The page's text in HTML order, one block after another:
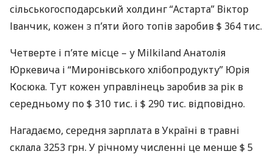
сільськогосподарський холдинг “Астарта” Віктор
Іванчик, кожен з п’яти його топів заробив $ 364 тис.
Четверте і п’яте місце – у Milkiland Анатолія
Юркевича і “Миронівського хлібопродукту” Юрія
Косюка. Тут кожен управлінець заробив за рік в
середньому по $ 310 тис. і $ 290 тис. відповідно.
Нагадаємо, середня зарплата в Україні в травні
склала 3253 грн. У річному численні це менше $ 5